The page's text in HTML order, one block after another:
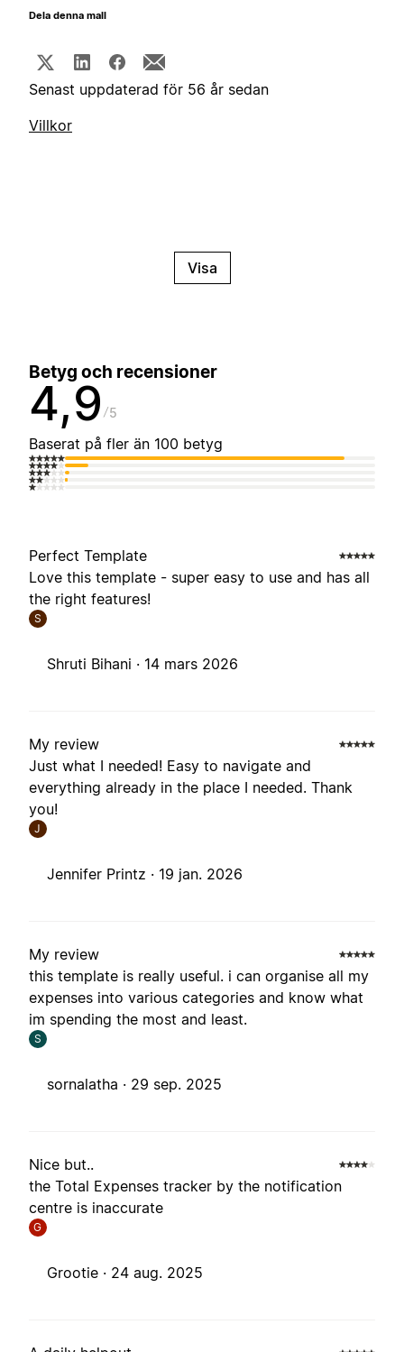
Dela denna mall
Senast uppdaterad för 56 år sedan
Villkor
Visa
Betyg och recensioner
4,9 5
Baserat på fler än 100 betyg
Perfect Template
Love this template - super easy to use and has all
the right features!
S
Shruti Bihani · 14 mars 2026
My review
Just what I needed! Easy to navigate and
everything already in the place I needed. Thank
you!
J
Jennifer Printz · 19 jan. 2026
My review
this template is really useful. i can organise all my
expenses into various categories and know what
im spending the most and least.
S
sornalatha · 29 sep. 2025
Nice but..
the Total Expenses tracker by the notification
centre is inaccurate
G
Grootie · 24 aug. 2025